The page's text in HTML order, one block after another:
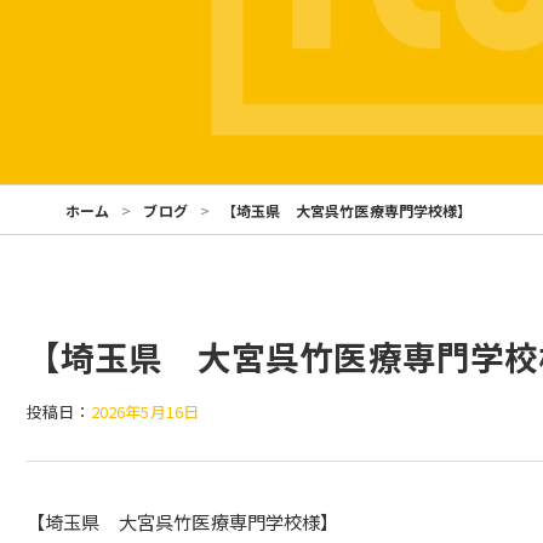
ホーム ブログ 【埼玉県 大宮呉竹医療専門学校様】
【埼玉県 大宮呉竹医療専門学
投稿日： 2026年5月16日
【埼玉県 大宮呉竹医療専門学校様】